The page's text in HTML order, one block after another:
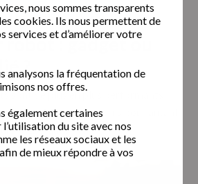
nous sommes transparents
cookies. Ils nous permettent de
services et d’améliorer votre
analysons la fréquentation de
nos offres.
également certaines
du site avec nos
les réseaux sociaux et les
de mieux répondre à vos
robot gadget ou veritable allie
robot : gadget ou
?
sont de plus en plus performants,
Mais peuvent-ils pour autant
“classiques” ?